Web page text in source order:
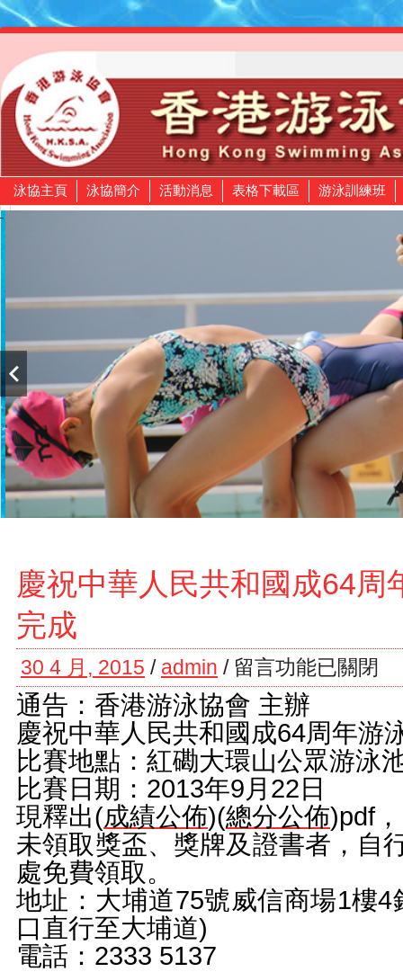
泳協主頁 泳協簡介 活動消息 表格下載區 游泳訓練班
慶祝中華人民共和國成64周
完成
30 4 月, 2015 / admin / 留言功能已關閉
通告：香港游泳協會 主辦
慶祝中華人民共和國成64周年游
比賽地點：紅磡大環山公眾游泳
比賽日期：2013年9月22日
現釋出(成績公佈)(總分公佈)pdf，
未領取獎盃、獎牌及證書者，自
處免費領取。
地址：大埔道75號威信商場1樓
口直行至大埔道)
電話：2333 5137